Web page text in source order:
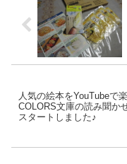
人気の絵本をYouTubeで
COLORS文庫の読み聞か
スタートしました♪